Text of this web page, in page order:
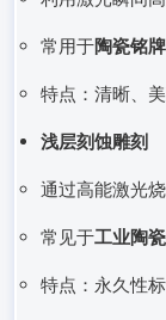
常用于陶瓷铭
特点：清晰、
浅层刻蚀雕刻
通过高能激光
常见于工业陶
特点：永久性